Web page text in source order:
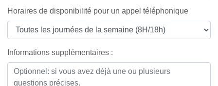
Horaires de disponibilité pour un appel téléphonique
Informations supplémentaires :